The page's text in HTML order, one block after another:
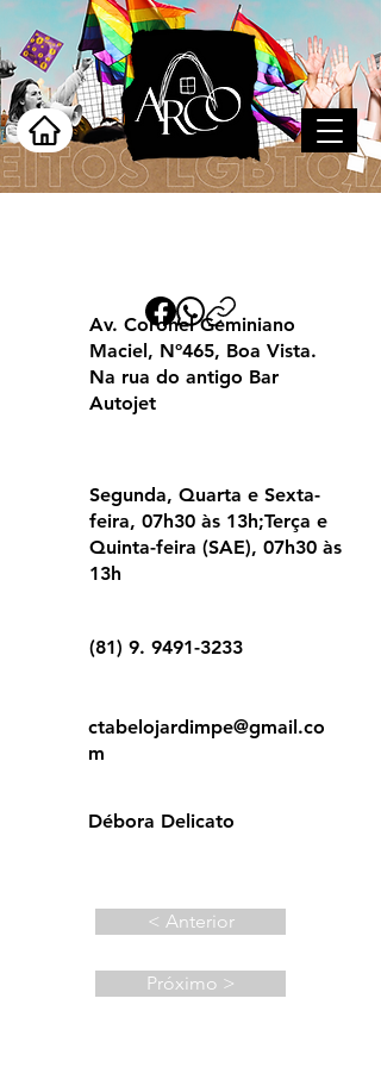
Av. Coronel Geminiano
Maciel, Nº465, Boa Vista.
Na rua do antigo Bar
Autojet
Segunda, Quarta e Sexta-
feira, 07h30 às 13h;Terça e
Quinta-feira (SAE), 07h30 às
13h
(81) 9. 9491-3233
ctabelojardimpe@gmail.co
m
Débora Delicato
< Anterior
Próximo >